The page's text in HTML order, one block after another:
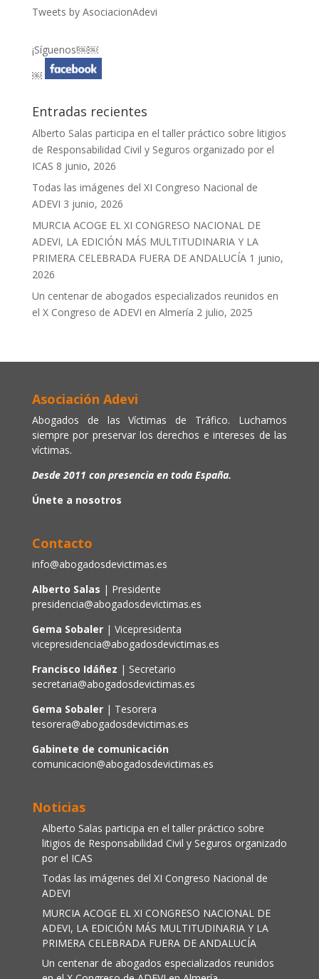
Tweets by AsociacionAdevi
¡Síguenos!￼￼
￼
Entradas recientes
Alberto Salas participa en el taller práctico sobre litigios
de Responsabilidad Civil y Seguros organizado por el
ICAS 8 junio, 2026
Todas las imágenes del XI Congreso Nacional de
ADEVI 3 junio, 2026
MURCIA ACOGE EL XI CONGRESO NACIONAL DE
ADEVI, LA EDICIÓN MÁS MULTITUDINARIA Y LA
PRIMERA CELEBRADA FUERA DE ANDALUCÍA 1 junio,
2026
Un centenar de abogados especializados reunidos en
el X Congreso de ADEVI en Almería 2 julio, 2025
Asociación Adevi
Abogados de las Víctimas de Tráfico. Luchamos
siempre por preservar los derechos e intereses de las
víctimas.
Desde 2011 con presencia en toda España.
Únete a nosotros
Contacto
info@abogadosdevictimas.es
Alberto Salas | Presidente
presidencia@abogadosdevictimas.es
Gema Sobaler | Vicepresidenta
vicepresidencia@abogadosdevictimas.es
Francisco Idáñez | Secretario
secretaria@abogadosdevictimas.es
Gema Sobaler| Tesorera
tesorera@abogadosdevictimas.es
Gabinete de comunicación
comunicacion@abogadosdevictimas.es
Noticias
Alberto Salas participa en el taller práctico sobre
litigios de Responsabilidad Civil y Seguros organizado
por el ICAS
Todas las imágenes del XI Congreso Nacional de
ADEVI
MURCIA ACOGE EL XI CONGRESO NACIONAL DE
ADEVI, LA EDICIÓN MÁS MULTITUDINARIA Y LA
PRIMERA CELEBRADA FUERA DE ANDALUCÍA
Un centenar de abogados especializados reunidos